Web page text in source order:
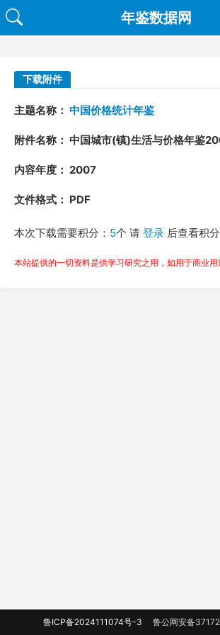
年鉴数据网
下载附件
主题名称： 中国价格统计年鉴
附件名称： 中国城市(镇)生活与价格年鉴
内容年度： 2007
文件格式： PDF
本次下载需要积分： 5个 请 登录 后查看积分
本站提供的一切资料是供学习研究之用，如用于商业用
鲁ICP备2024111074号-3 鲁公网安备